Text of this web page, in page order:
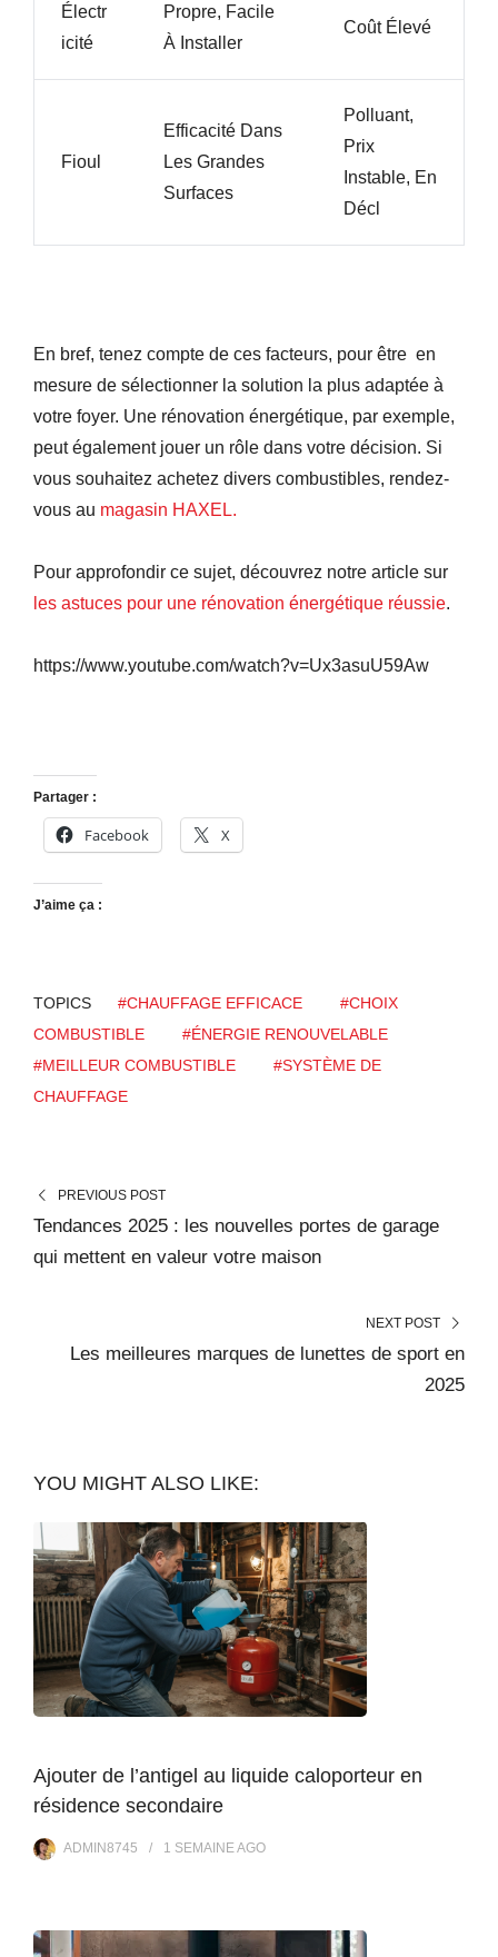
Électr
Icité
Propre, Facile
À Installer
Coût Élevé
Fioul
Efficacité Dans
Les Grandes
Surfaces
Polluant,
Prix
Instable, En
Décl
En bref, tenez compte de ces facteurs, pour être en
mesure de sélectionner la solution la plus adaptée à
votre foyer. Une rénovation énergétique, par exemple,
peut également jouer un rôle dans votre décision. Si
vous souhaitez achetez divers combustibles, rendez-
vous au magasin HAXEL.
Pour approfondir ce sujet, découvrez notre article sur
les astuces pour une rénovation énergétique réussie.
https://www.youtube.com/watch?v=Ux3asuU59Aw
Partager :
Facebook X
J’aime ça :
TOPICS #CHAUFFAGE EFFICACE
#CHOIX
COMBUSTIBLE
#ÉNERGIE RENOUVELABLE
#MEILLEUR COMBUSTIBLE
#SYSTÈME DE
CHAUFFAGE
PREVIOUS POST
Tendances 2025 : les nouvelles portes de garage
qui mettent en valeur votre maison
NEXT POST
Les meilleures marques de lunettes de sport en
2025
YOU MIGHT ALSO LIKE:
Ajouter de l’antigel au liquide caloporteur en
résidence secondaire
ADMIN8745 1 SEMAINE AGO